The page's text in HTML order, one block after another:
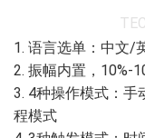
1. 语言选单：中文/
2. 振幅内置，10%-
3. 4种操作模式：手
程模式